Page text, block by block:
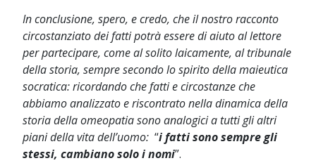
In conclusione, spero, e credo, che il nostro racconto
circostanziato dei fatti potrà essere di aiuto al lettore
per partecipare, come al solito laicamente, al tribunale
della storia, sempre secondo lo spirito della maieutica
socratica: ricordando che fatti e circostanze che
abbiamo analizzato e riscontrato nella dinamica della
storia della omeopatia sono analogici a tutti gli altri
piani della vita dell’uomo: “i fatti sono sempre gli
stessi, cambiano solo i nomi”.